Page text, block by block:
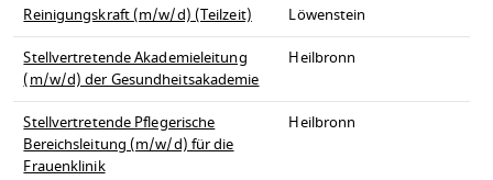
Reinigungskraft (m/w/d) (Teilzeit)
Löwenstein
Stellvertretende Akademieleitung
(m/w/d) der Gesundheitsakademie
Heilbronn
Stellvertretende Pflegerische
Bereichsleitung (m/w/d) für die
Frauenklinik
Heilbronn